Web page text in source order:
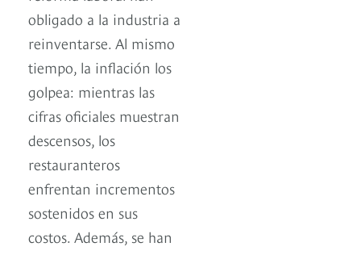
obligado a la industria a
reinventarse. Al mismo
tiempo, la inflación los
golpea: mientras las
cifras oficiales muestran
descensos, los
restauranteros
enfrentan incrementos
sostenidos en sus
costos. Además, se han